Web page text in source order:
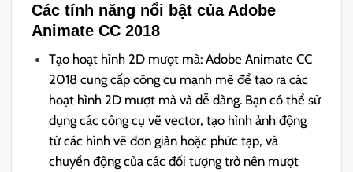
Các tính năng nổi bật của Adobe
Animate CC 2018
Tạo hoạt hình 2D mượt mà: Adobe Animate CC
2018 cung cấp công cụ mạnh mẽ để tạo ra các
hoạt hình 2D mượt mà và dễ dàng. Bạn có thể sử
dụng các công cụ vẽ vector, tạo hình ảnh động
từ các hình vẽ đơn giản hoặc phức tạp, và
chuyển động của các đối tượng trở nên mượt